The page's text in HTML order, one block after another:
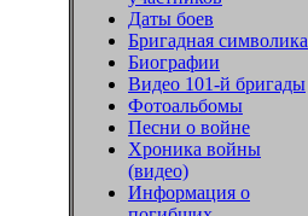
Даты боев
Бригадная символика
Биографии
Видео 101-й бригады
Фотоальбомы
Песни о войне
Хроника войны
(видео)
Информация о